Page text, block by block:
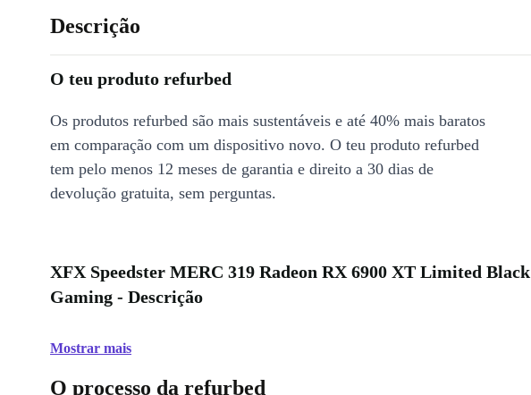
Descrição
O teu produto refurbed
Os produtos refurbed são mais sustentáveis e até 40% mais baratos
em comparação com um dispositivo novo. O teu produto refurbed
tem pelo menos 12 meses de garantia e direito a 30 dias de
devolução gratuita, sem perguntas.
XFX Speedster MERC 319 Radeon RX 6900 XT Limited Black
Gaming - Descrição
Mostrar mais
O processo da refurbed